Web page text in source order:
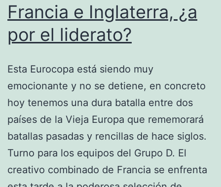
Francia e Inglaterra, ¿a
por el liderato?
Esta Eurocopa está siendo muy
emocionante y no se detiene, en concreto
hoy tenemos una dura batalla entre dos
países de la Vieja Europa que rememorará
batallas pasadas y rencillas de hace siglos.
Turno para los equipos del Grupo D. El
creativo combinado de Francia se enfrenta